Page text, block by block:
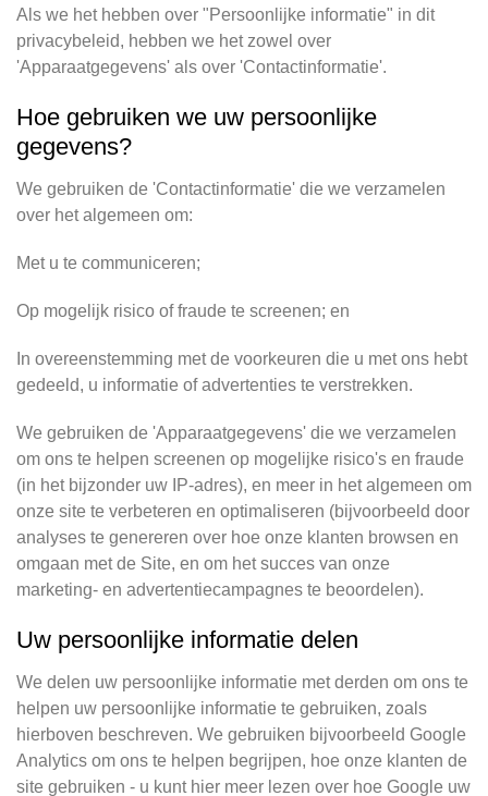
Als we het hebben over "Persoonlijke informatie" in dit
privacybeleid, hebben we het zowel over
'Apparaatgegevens' als over 'Contactinformatie'.
Hoe gebruiken we uw persoonlijke
gegevens?
We gebruiken de 'Contactinformatie' die we verzamelen
over het algemeen om:
Met u te communiceren;
Op mogelijk risico of fraude te screenen; en
In overeenstemming met de voorkeuren die u met ons hebt
gedeeld, u informatie of advertenties te verstrekken.
We gebruiken de 'Apparaatgegevens' die we verzamelen
om ons te helpen screenen op mogelijke risico's en fraude
(in het bijzonder uw IP-adres), en meer in het algemeen om
onze site te verbeteren en optimaliseren (bijvoorbeeld door
analyses te genereren over hoe onze klanten browsen en
omgaan met de Site, en om het succes van onze
marketing- en advertentiecampagnes te beoordelen).
Uw persoonlijke informatie delen
We delen uw persoonlijke informatie met derden om ons te
helpen uw persoonlijke informatie te gebruiken, zoals
hierboven beschreven. We gebruiken bijvoorbeeld Google
Analytics om ons te helpen begrijpen, hoe onze klanten de
site gebruiken - u kunt hier meer lezen over hoe Google uw